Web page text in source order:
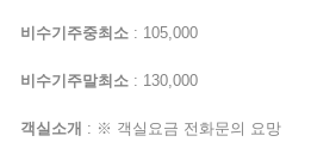
비수기주중최소 : 105,000
비수기주말최소 : 130,000
객실소개 : ※ 객실요금 전화문의 요망